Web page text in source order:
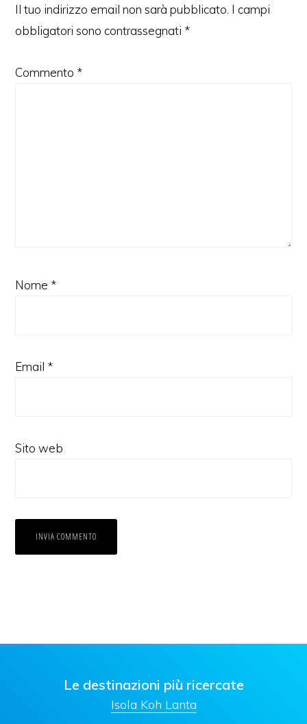
Il tuo indirizzo email non sarà pubblicato. I campi
obbligatori sono contrassegnati *
Commento *
Nome *
Email *
Sito web
Le destinazioni più ricercate
Isola Koh Lanta